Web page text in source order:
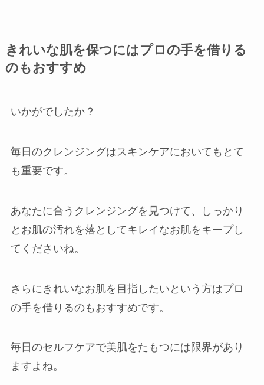
きれいな肌を保つにはプロの手を借りる
のもおすすめ
いかがでしたか？
毎日のクレンジングはスキンケアにおいてもとて
も重要です。
あなたに合うクレンジングを見つけて、しっかり
とお肌の汚れを落としてキレイなお肌をキープし
てくださいね。
さらにきれいなお肌を目指したいという方はプロ
の手を借りるのもおすすめです。
毎日のセルフケアで美肌をたもつには限界があり
ますよね。